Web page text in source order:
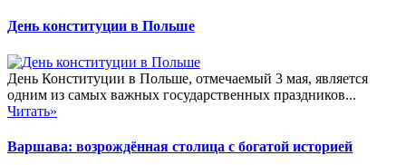
День конституции в Польше
День Конституции в Польше, отмечаемый 3 мая, является
одним из самых важных государственных праздников...
Читать»
Варшава: возрождённая столица с богатой историей